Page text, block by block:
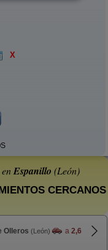
X
Espanillo (León)
CERCANOS
Olleros (León) a 2,6